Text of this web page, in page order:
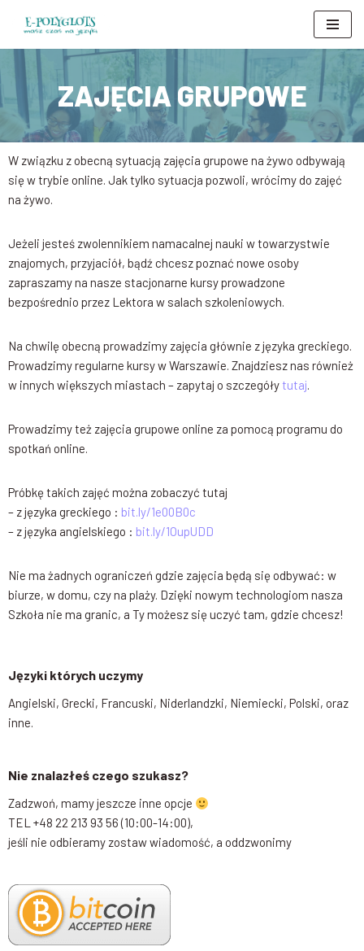
treści
ZAJĘCIA GRUPOWE
W związku z obecną sytuacją zajęcia grupowe na żywo odbywają
się w trybie online. Jak tylko sytuacja pozwoli, wrócimy do zajęć
na żywo.
Jeżeli jesteś zwolennikiem namacalnej nauki w towarzystwie
znajomych, przyjaciół, bądź chcesz poznać nowe osoby
zapraszamy na nasze stacjonarne kursy prowadzone
bezpośrednio przez Lektora w salach szkoleniowych.
Na chwilę obecną prowadzimy zajęcia głównie z języka greckiego.
Prowadzimy regularne kursy w Warszawie. Znajdziesz nas również
w innych większych miastach – zapytaj o szczegóły tutaj.
Prowadzimy też zajęcia grupowe online za pomocą programu do
spotkań online.
Próbkę takich zajęć można zobaczyć tutaj
– z języka greckiego : bit.ly/1e00B0c
– z języka angielskiego : bit.ly/1OupUDD
Nie ma żadnych ograniczeń gdzie zajęcia będą się odbywać: w
biurze, w domu, czy na plaży. Dzięki nowym technologiom nasza
Szkoła nie ma granic, a Ty możesz się uczyć tam, gdzie chcesz!
Języki których uczymy
Angielski, Grecki, Francuski, Niderlandzki, Niemiecki, Polski, oraz
inne.
Nie znalazłeś czego szukasz?
Zadzwoń, mamy jeszcze inne opcje
TEL +48 22 213 93 56 (10:00-14:00),
jeśli nie odbieramy zostaw wiadomość, a oddzwonimy